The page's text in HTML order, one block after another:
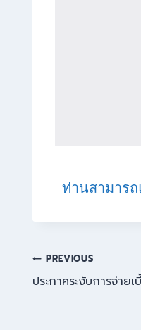
ท่านสามารถ
PREVIOUS
ประกาศระงับการจ่า